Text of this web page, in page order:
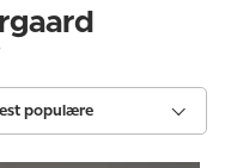
populære